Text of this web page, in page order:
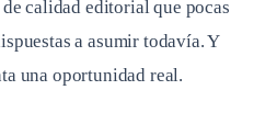
calidad editorial que pocas
a asumir todavía. Y
una oportunidad real.